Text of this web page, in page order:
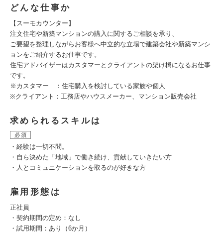
どんな仕事か
【スーモカウンター】
注文住宅や新築マンションの購入に関するご相談を承り、
ご要望を整理しながらお客様へ中立的な立場で建築会社や新築マンシ
ョンをご紹介するお仕事です。
住宅アドバイザーはカスタマーとクライアントの架け橋になるお仕事
です。
※カスタマー ：住宅購入を検討している家族や個人
※クライアント：工務店やハウスメーカー、マンション販売会社
求められるスキルは
必須
・経験は一切不問。
・自ら決めた「地域」で働き続け、貢献していきたい方
・人とコミュニケーションを取るのが好きな方
雇用形態は
正社員
・契約期間の定め：なし
・試用期間：あり（6か月）